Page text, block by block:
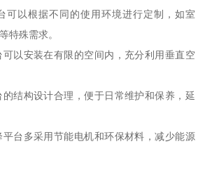
可以根据不同的使用环境进行定制，如室
特殊需求。
以安装在有限的空间内，充分利用垂直空
结构设计合理，便于日常维护和保养，延
台多采用节能电机和环保材料，减少能源